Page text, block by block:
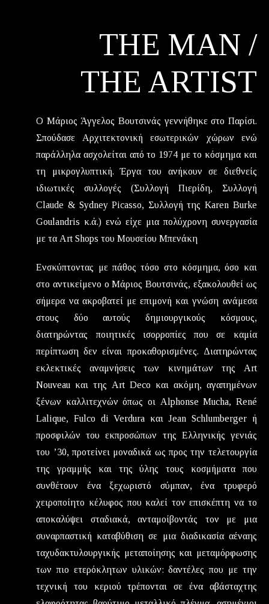
THE MAN /
THE ARTIST
Ο Μάριος Άγγελος Βουτσινάς γεννήθηκε στο Παρίσι.
Σπούδασε Αρχιτεκτονική εσωτερικών χώρων ενώ
παράλληλα ασχολείται από το 1974 με το κόσμημα και
τη μικρογλυπτική. Έργα του ανήκουν σε διεθνείς
ιδιωτικές συλλογές (Συλλογή Πιερίδη, Συλλογή
Claude & Sydney Picasso, Συλλογή της Karen Burke
Goulandris κ.ά.) ενώ είχε μια πολύχρονη συνεργασία
με τα Art Shops του Mουσείου Mπενάκη
Ενσκύπτοντας με πάθος τόσο στο κόσμημα, όσο και
στο αντικείμενο ο Μάριος Βουτσινάς, εξακολουθεί ως
σήμερα να ακροβατεί με επιμονή και γνώση ανάμεσα
στους δύο αυτούς δημιουργικούς κόσμους,
διατηρώντας ποιητικές ισορροπίες που σε καμία
περίπτωση δεν είναι προκαθορισμένες. Διατηρώντας
εκλεκτικές αναμνήσεις των κινημάτων της Art
Nouveau και της Art Deco και ακόμη, αγαπημένων
ξένων καλλιτεχνών όπως οι Alphonse Mucha, René
Lalique, Fulco di Verdura και Jean Schlumberger ή
προσφιλών του εκπροσώπων της Ελληνικής γενιάς
του ’30, προτείνει μοναδικά ως προς την τελετουργία
της γραμμής και της ύλης τους κοσμήματα που
συνθέτουν ένα ξεχωριστό σύμπαν, ένα τρυφερό
χειροποίητο κέλυφος που καλεί τον επισκέπτη να το
αποκαλύψει σταδιακά, ανταμοίβοντάς τον με μια
συναρπαστική καταβύθιση σε μια διαδικασία αέναης
ταχυδακτυλουργικής μεταποίησης και μεταμόρφωσης
των πιο ετερόκλητων υλικών: δαντέλες που με την
τεχνική του κεριού τρέπονται σε ένα αβάσταχτης